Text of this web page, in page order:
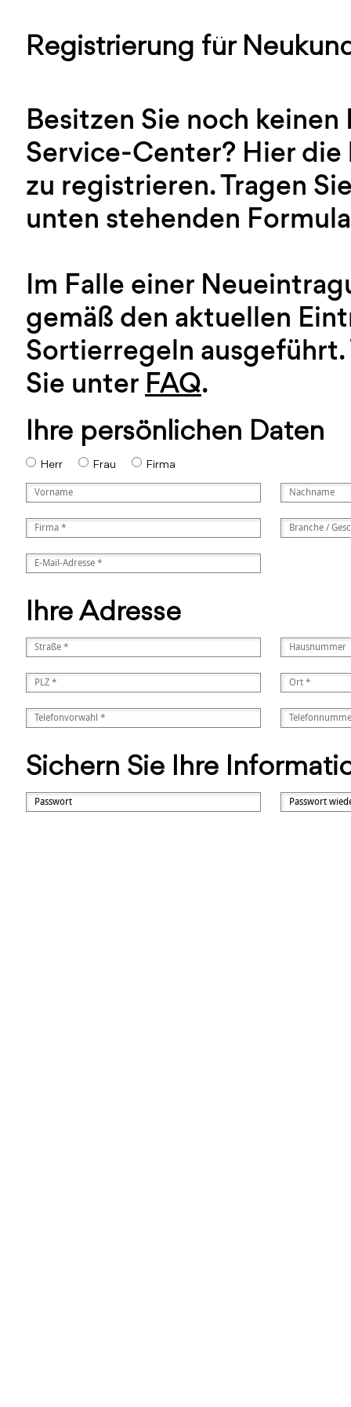
Registrierung für
Besitzen Sie noch
Service-Center? Hier
zu registrieren. Tragen
unten stehenden
Im Falle einer
gemäß den aktuellen
Sortierregeln
Sie unter FAQ.
Ihre persönlichen Daten
Herr Frau Firma
Ihre Adresse
Sichern Sie Ihre